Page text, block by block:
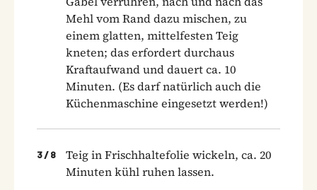
Mehl vom Rand dazu mischen, zu
einem glatten, mittelfesten Teig
kneten; das erfordert durchaus
Kraftaufwand und dauert ca. 10
Minuten. (Es darf natürlich auch die
Küchenmaschine eingesetzt werden!)
3 / 8
Teig in Frischhaltefolie wickeln, ca. 20
Minuten kühl ruhen lassen.